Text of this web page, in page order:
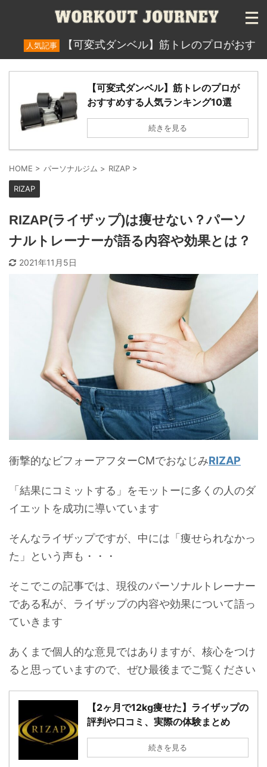
【可変式ダンベル】筋トレのプロがおすすめす
【可変式ダンベル】筋トレのプロが
おすすめする人気ランキング10選
続きを見る
HOME > パーソナルジム > RIZAP >
RIZAP
RIZAP(ライザップ)は痩せない？パーソ
ナルトレーナーが語る内容や効果とは？
2021年11月5日
衝撃的なビフォーアフターCMでおなじみRIZAP
「結果にコミットする」をモットーに多くの人のダ
イエットを成功に導いています
そんなライザップですが、中には「痩せられなかっ
た」という声も・・・
そこでこの記事では、現役のパーソナルトレーナー
である私が、ライザップの内容や効果について語っ
ていきます
あくまで個人的な意見ではありますが、核心をつけ
ると思っていますので、ぜひ最後までご覧ください
【2ヶ月で12kg痩せた】ライザップの
評判や口コミ、実際の体験まとめ
続きを見る